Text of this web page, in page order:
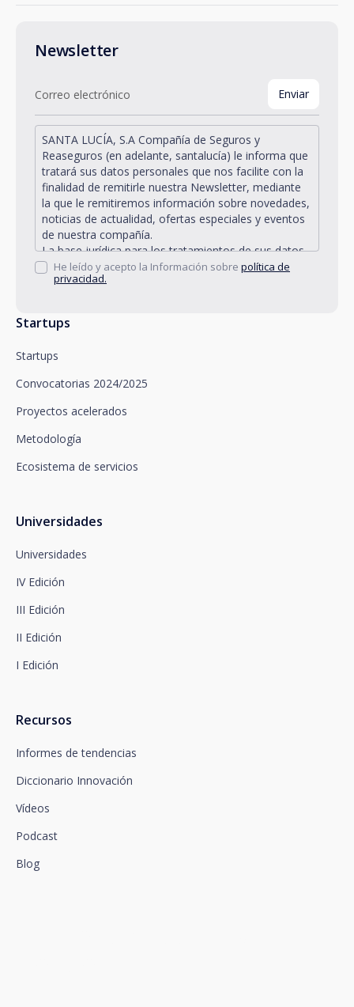
Startups
Startups
Convocatorias 2024/2025
Proyectos acelerados
Metodología
Ecosistema de servicios
Universidades
Universidades
IV Edición
III Edición
II Edición
I Edición
Recursos
Informes de tendencias
Diccionario Innovación
Vídeos
Podcast
Blog
Newsletter
SANTA LUCÍA, S.A Compañía de Seguros y
Reaseguros (en adelante, santalucía) le informa que
tratará sus datos personales que nos facilite con la
finalidad de remitirle nuestra Newsletter, mediante
la que le remitiremos información sobre novedades,
noticias de actualidad, ofertas especiales y eventos
de nuestra compañía.
La base jurídica para los tratamientos de sus datos
personales descritos se encuentra en la propia
gestión y desarrollo de la relación jurídica existente
Santalucía le informa que puede ejercitar sus
oposición, limitación del tratamiento y portabilidad,
así como oponerse al tratamiento de sus datos con
mediante un escrito, que deberá remitir a Plaza de
Departamento de Privacidad o bien a
Newsletter Impulsa.
dpo@santalucía.es
reclamación ante la Autoridad de Control
Dispone de información completa sobre protección
apartado de Política de Privacidad, que le
aconsejamos consulte.
He leído y acepto la Información sobre política de
privacidad.